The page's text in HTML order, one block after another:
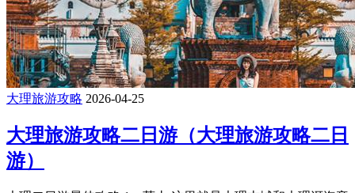
大理旅游攻略 2026-04-25
大理旅游攻略二日游（大理旅游攻略二日
游）